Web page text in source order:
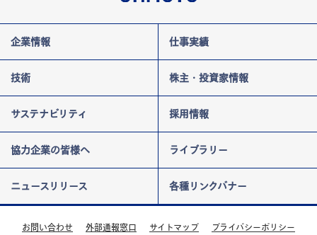
企業情報 仕事実績
技術 株主・投資家情報
サステナビリティ 採用情報
協力企業の皆様へ ライブラリー
ニュースリリース 各種リンクバナー
お問い合わせ 外部通報窓口 サイトマップ プライバシーポリシー